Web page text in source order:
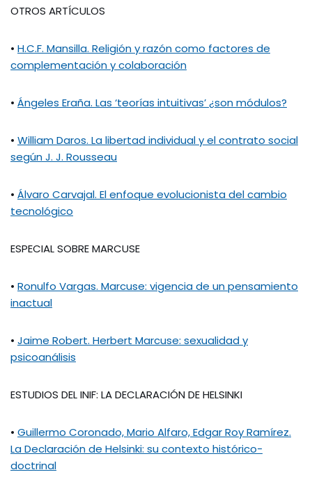
OTROS ARTÍCULOS
• H.C.F. Mansilla. Religión y razón como factores de
complementación y colaboración
• Ángeles Eraña. Las ‘teorías intuitivas’ ¿son módulos?
• William Daros. La libertad individual y el contrato social
según J. J. Rousseau
• Álvaro Carvajal. El enfoque evolucionista del cambio
tecnológico
ESPECIAL SOBRE MARCUSE
• Ronulfo Vargas. Marcuse: vigencia de un pensamiento
inactual
• Jaime Robert. Herbert Marcuse: sexualidad y
psicoanálisis
ESTUDIOS DEL INIF: LA DECLARACIÓN DE HELSINKI
• Guillermo Coronado, Mario Alfaro, Edgar Roy Ramírez.
La Declaración de Helsinki: su contexto histórico-
doctrinal